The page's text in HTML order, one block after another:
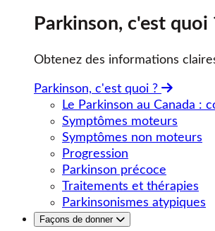
Parkinson, c'est quoi
Obtenez des informations
Parkinson, c'est quoi ?
Le Parkinson au Canada :
Symptômes moteurs
Symptômes non moteurs
Progression
Parkinson précoce
Traitements et thérapies
Parkinsonismes atypiques
Façons de donner